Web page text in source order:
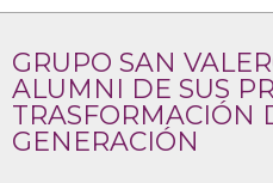
GRUPO SAN
ALUMNI DE SUS
TRASFORMACIÓN
GENERACIÓN